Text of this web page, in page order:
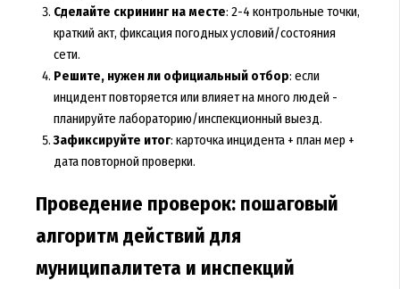
Сделайте скрининг на месте: 2-4 контрольные точки,
краткий акт, фиксация погодных условий/состояния
сети.
Решите, нужен ли официальный отбор: если
инцидент повторяется или влияет на много людей -
планируйте лабораторию/инспекционный выезд.
Зафиксируйте итог: карточка инцидента + план мер +
дата повторной проверки.
Проведение проверок: пошаговый
алгоритм действий для
муниципалитета и инспекций